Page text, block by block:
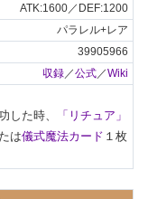
ATK:1600／DEF:1200
パラレル+レア
39905966
収録 ／公式 ／Wiki
した時、
「リチュア」
は儀式魔法カード １枚